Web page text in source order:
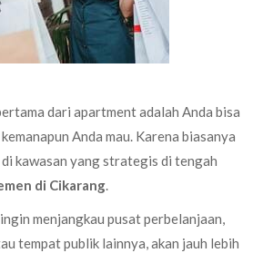
dari apartment adalah Anda bisa
Anda mau. Karena biasanya
kawasan yang strategis di tengah
di Cikarang.
menjangkau pusat perbelanjaan,
tempat publik lainnya, akan jauh lebih